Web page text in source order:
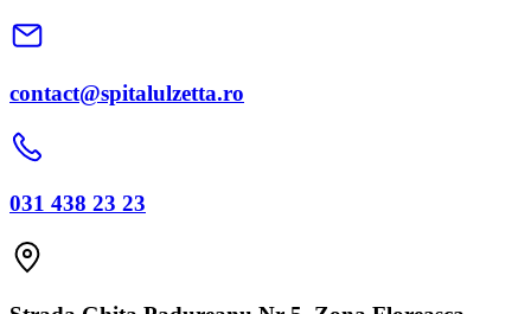
contact@spitalulzetta.ro
031 438 23 23